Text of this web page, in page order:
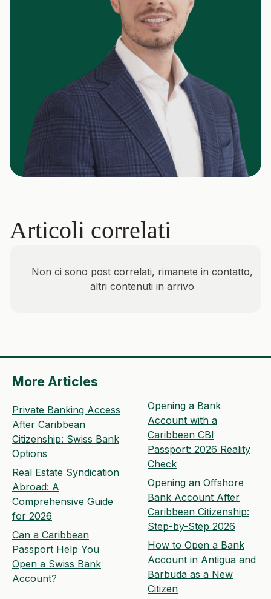
Articoli correlati
Non ci sono post correlati, rimanete in contatto,
altri contenuti in arrivo
More Articles
Private Banking Access
After Caribbean
Citizenship: Swiss Bank
Options
Real Estate Syndication
Abroad: A
Comprehensive Guide
for 2026
Can a Caribbean
Passport Help You
Open a Swiss Bank
Account?
Opening a Bank
Account with a
Caribbean CBI
Passport: 2026 Reality
Check
Opening an Offshore
Bank Account After
Caribbean Citizenship:
Step-by-Step 2026
How to Open a Bank
Account in Antigua and
Barbuda as a New
Citizen